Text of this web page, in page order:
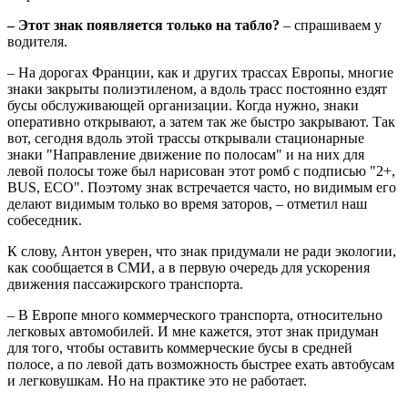
– Этот знак появляется только на табло? – спрашиваем у
водителя.
– На дорогах Франции, как и других трассах Европы, многие
знаки закрыты полиэтиленом, а вдоль трасс постоянно ездят
бусы обслуживающей организации. Когда нужно, знаки
оперативно открывают, а затем так же быстро закрывают. Так
вот, сегодня вдоль этой трассы открывали стационарные
знаки "Направление движение по полосам" и на них для
левой полосы тоже был нарисован этот ромб с подписью "2+,
BUS, ECO". Поэтому знак встречается часто, но видимым его
делают видимым только во время заторов, – отметил наш
собеседник.
К слову, Антон уверен, что знак придумали не ради экологии,
как сообщается в СМИ, а в первую очередь для ускорения
движения пассажирского транспорта.
– В Европе много коммерческого транспорта, относительно
легковых автомобилей. И мне кажется, этот знак придуман
для того, чтобы оставить коммерческие бусы в средней
полосе, а по левой дать возможность быстрее ехать автобусам
и легковушкам. Но на практике это не работает.